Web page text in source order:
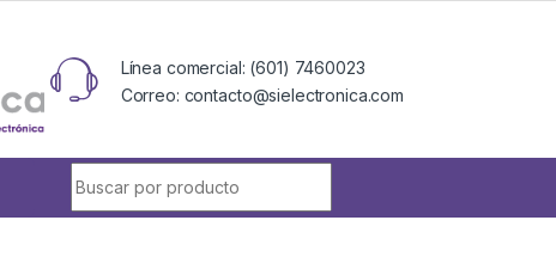
Línea comercial: (601) 7460023
Correo: contacto@sielectronica.com